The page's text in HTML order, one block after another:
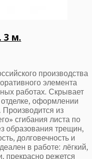
3 м.
производства
элемента
работах. Скрывает
оформлении
из
сгибания листа по
образования трещин,
долговечность и
в работе: лёгкий,
прекрасно режется